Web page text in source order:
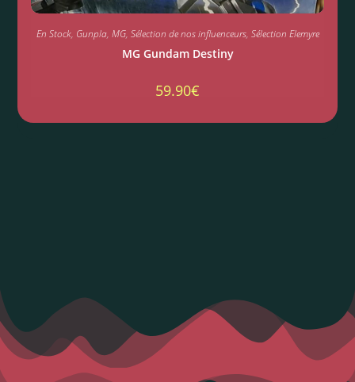
En Stock, Gunpla, MG, Sélection de nos influenceurs, Sélection Elemyre
MG Gundam Destiny
59.90€